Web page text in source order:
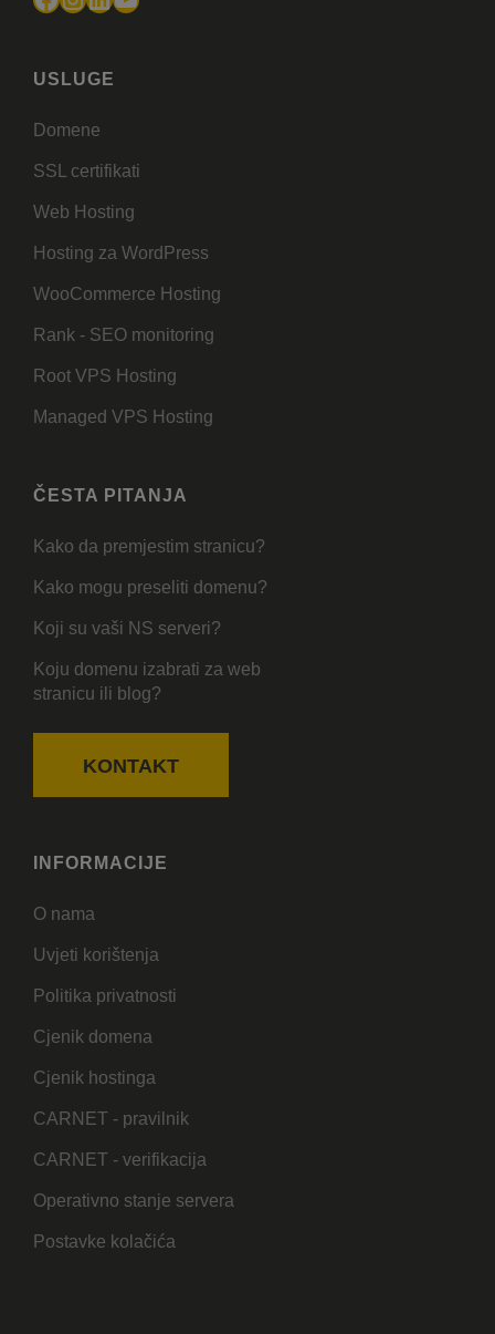
USLUGE
Domene
SSL certifikati
Web Hosting
Hosting za WordPress
WooCommerce Hosting
Rank - SEO monitoring
Root VPS Hosting
Managed VPS Hosting
ČESTA PITANJA
Kako da premjestim stranicu?
Kako mogu preseliti domenu?
Koji su vaši NS serveri?
Koju domenu izabrati za web
stranicu ili blog?
KONTAKT
INFORMACIJE
O nama
Uvjeti korištenja
Politika privatnosti
Cjenik domena
Cjenik hostinga
CARNET - pravilnik
CARNET - verifikacija
Operativno stanje servera
Postavke kolačića